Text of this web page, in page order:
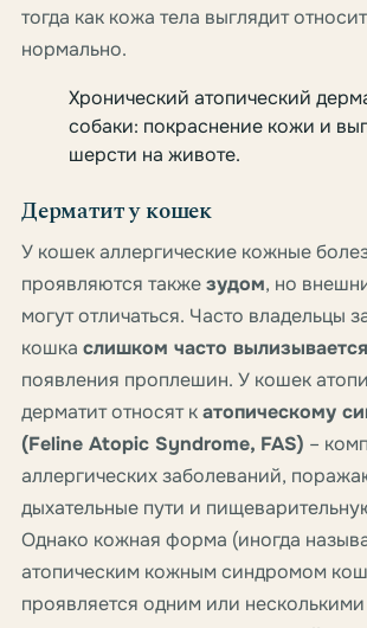
тогда как кожа тела выглядит
нормально.
Хронический атопический
собаки: покраснение кожи и
шерсти на животе.
Дерматит у кошек
У кошек аллергические кожные
проявляются такжезудом, но
могут отличаться. Часто владельцы
кошка слишком часто вылизывается
появления проплешин. У кошек
дерматит относят катопическому
(Feline Atopic Syndrome, FAS) –
аллергических заболеваний,
дыхательные пути и
Однако кожная форма (иногда
атопическим кожным синдромом
проявляется одним или